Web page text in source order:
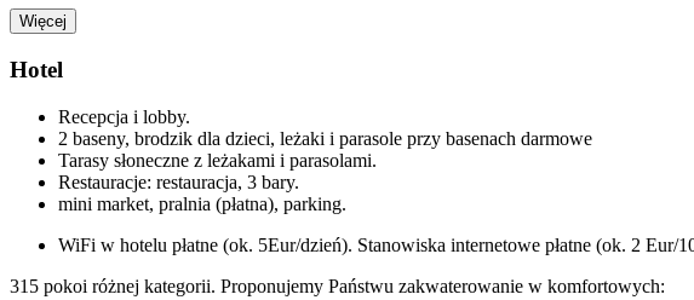
Więcej
Hotel
Recepcja i lobby.
2 baseny, brodzik dla dzieci, leżaki i parasole przy basenach darmowe
Tarasy słoneczne z leżakami i parasolami.
Restauracje: restauracja, 3 bary.
mini market, pralnia (płatna), parking.
WiFi w hotelu płatne (ok. 5Eur/dzień). Stanowiska internetowe płatne (ok. 2 Eur/
315 pokoi różnej kategorii. Proponujemy Państwu zakwaterowanie w komfortowych: